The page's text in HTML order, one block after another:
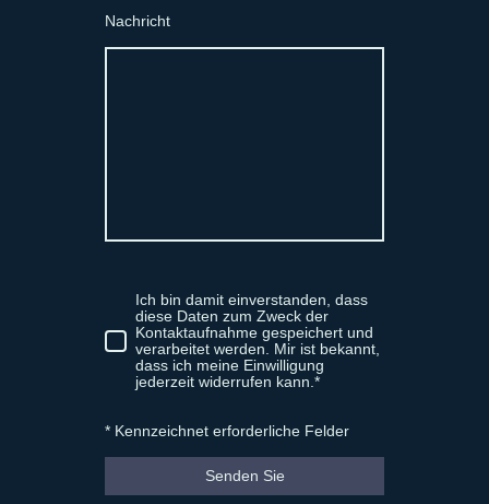
Nachricht
Ich bin damit einverstanden, dass
diese Daten zum Zweck der
Kontaktaufnahme gespeichert und
verarbeitet werden. Mir ist bekannt,
dass ich meine Einwilligung
jederzeit widerrufen kann.*
* Kennzeichnet erforderliche Felder
Senden Sie